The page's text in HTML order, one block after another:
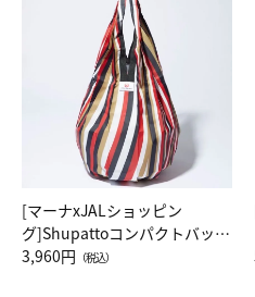
[マーナxJALショッピン
グ]Shupattoコンパクトバッグ
Drop JAL客室乗務員（LC）ス
3,960円 （税込）